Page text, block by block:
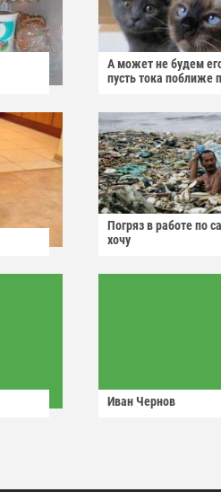
А может не будем
пусть тока поближе
Погряз в работе по
хочу
Иван Чернов